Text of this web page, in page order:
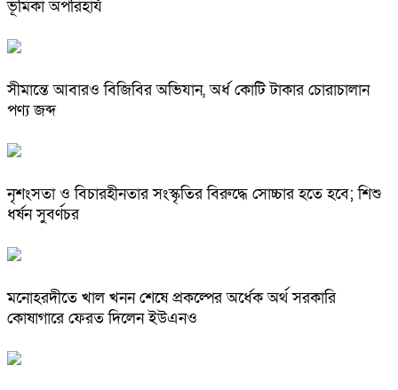
ভূমিকা অপরিহার্য
সীমান্তে আবারও বিজিবির অভিযান, অর্ধ কোটি টাকার চোরাচালান
পণ্য জব্দ
নৃশংসতা ও বিচারহীনতার সংস্কৃতির বিরুদ্ধে সোচ্চার হতে হবে; শিশু
ধর্ষন সুবর্ণচর
মনোহরদীতে খাল খনন শেষে প্রকল্পের অর্ধেক অর্থ সরকারি
কোষাগারে ফেরত দিলেন ইউএনও